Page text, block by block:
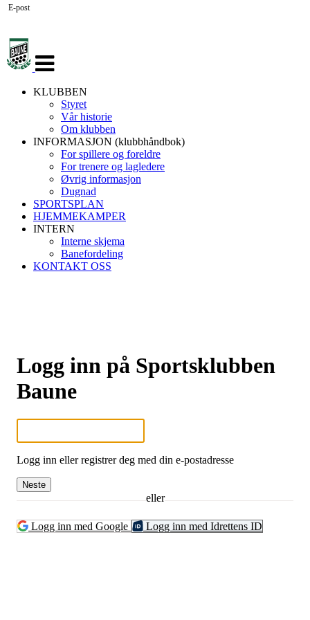
navigasjon
KLUBBEN
Styret
Vår historie
Om klubben
INFORMASJON (klubbhåndbok)
For spillere og foreldre
For trenere og lagledere
Øvrig informasjon
Dugnad
SPORTSPLAN
HJEMMEKAMPER
INTERN
Interne skjema
Banefordeling
KONTAKT OSS
Logg inn på Sportsklubben
Baune
E-post
Logg inn eller registrer deg med din e-postadresse
Neste
eller
Logg inn med Google Logg inn med Idrettens ID